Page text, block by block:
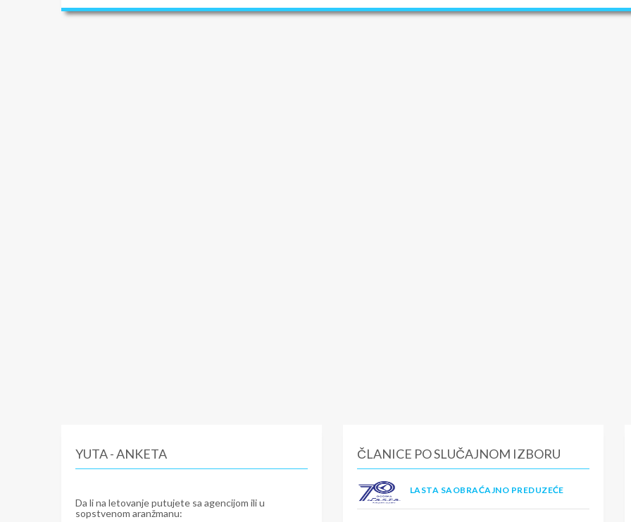
YUTA - ANKETA
Da li na letovanje putujete sa agencijom ili u
sopstvenom aranžmanu:
ČLANICE PO SLUČAJNOM IZBORU
LASTA SAOBRAĆAJNO PREDUZEĆE